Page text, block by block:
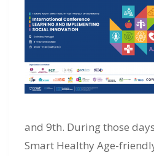
FR
and 9th. During those
Smart Healthy Age-